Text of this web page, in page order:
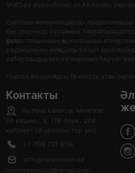
№16544 «NewsRoom +» АА Куәлігі
Сайттағы материалдарды пайдаланғанда
берулеріңізді сұраймыз. Ақпараттық
құқықтар толығымен қорғалатынын
редакцияның көзқарасы болып
хабарландыруларға жарнама беруші
Портал жаңалықтары 18 жастан асқан
Контакты
Астана каласы, Менгілік
Ел кешесі, 8, 17В блок, 204-
кабинет (Журналистер уйі)
+7 705 721 8114
info@newsroom.kz
newsroomqaz@gmail.com